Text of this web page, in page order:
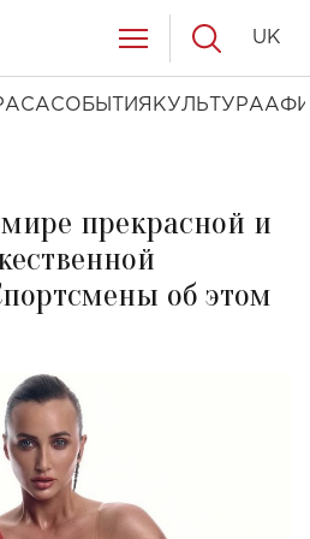
СОБЫТИЯ КУЛЬТУРА
UK
прекрасной и
об этом